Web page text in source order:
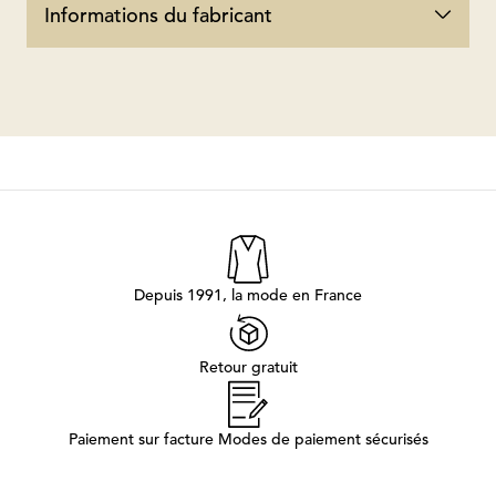
Informations du fabricant
Depuis 1991, la mode en France
Retour gratuit
Paiement sur facture Modes de paiement sécurisés